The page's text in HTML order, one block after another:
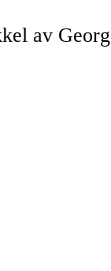
av